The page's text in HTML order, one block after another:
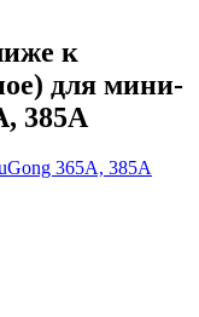
к
для мини-
385А
365А, 385А